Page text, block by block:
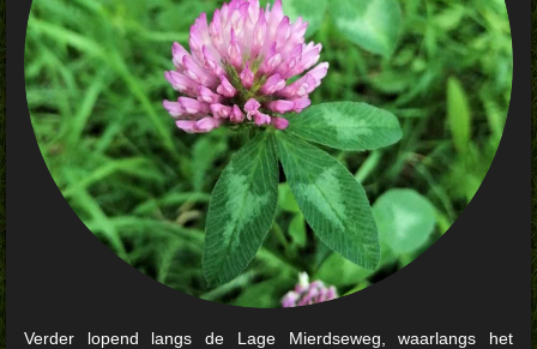
Verder lopend langs de Lage Mierdseweg, waarlangs het